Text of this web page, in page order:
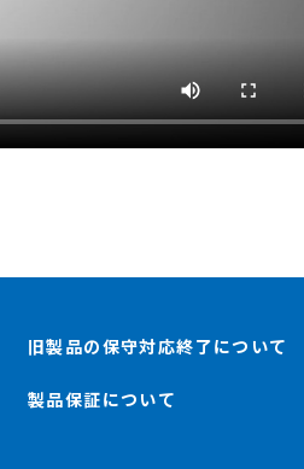
旧製品の保守対応終了について
製品保証について